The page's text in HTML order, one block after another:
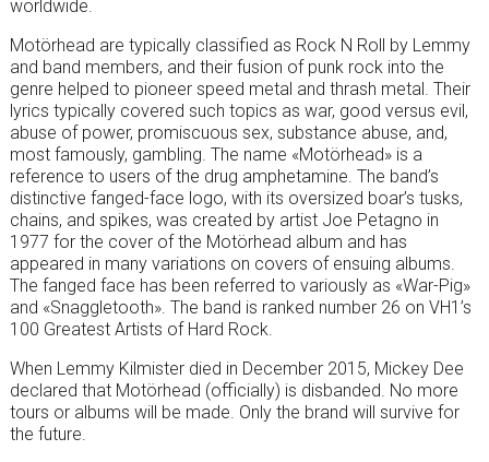
worldwide.
Motörhead are typically classified as Rock N Roll by Lemmy
and band members, and their fusion of punk rock into the
genre helped to pioneer speed metal and thrash metal. Their
lyrics typically covered such topics as war, good versus evil,
abuse of power, promiscuous sex, substance abuse, and,
most famously, gambling. The name «Motörhead» is a
reference to users of the drug amphetamine. The band’s
distinctive fanged-face logo, with its oversized boar’s tusks,
chains, and spikes, was created by artist Joe Petagno in
1977 for the cover of the Motörhead album and has
appeared in many variations on covers of ensuing albums.
The fanged face has been referred to variously as «War-Pig»
and «Snaggletooth». The band is ranked number 26 on VH1’s
100 Greatest Artists of Hard Rock.
When Lemmy Kilmister died in December 2015, Mickey Dee
declared that Motörhead (officially) is disbanded. No more
tours or albums will be made. Only the brand will survive for
the future.